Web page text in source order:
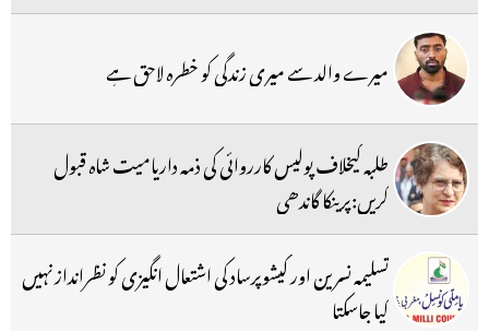
میرے والد سے میری زندگی کو خطرہ لاحق ہے
طلبہ کیخلاف پولیس کارروائی کی ذمہ داریامیت شاہ قبول
کریں:پرینکا گاندھی
تسلیمہ نسرین اور کیشوپرساد کی اشتعال انگیزی کو نظرانداز نہیں
کیا جاسکتا